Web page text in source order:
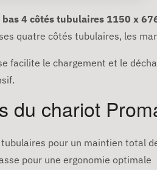
4 côtés tubulaires 1150 x
quatre côtés tubulaires, les
facilite le chargement et le
du chariot
pour un maintien total
pour une ergonomie optimale